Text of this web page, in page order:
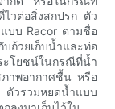
ไวต่อสิ่งสกปรก ตัว
บบ Racor ตามชื่อ
ถ้วยเก็บน้ำและท่อ
โยชน์ในกรณีที่น้ำ
าพอากาศชื้น หรือ
ตัวรวมหยดน้ำแบบ